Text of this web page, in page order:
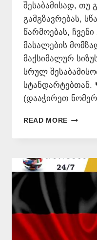
შესაბამისად, თუ
გამგზავრებას,
წარმოებას,
მასალების
მაქსიმალურ
სრულ
სტანდარტებთან.
(დააჭირეთ
READ MORE
–
54
65